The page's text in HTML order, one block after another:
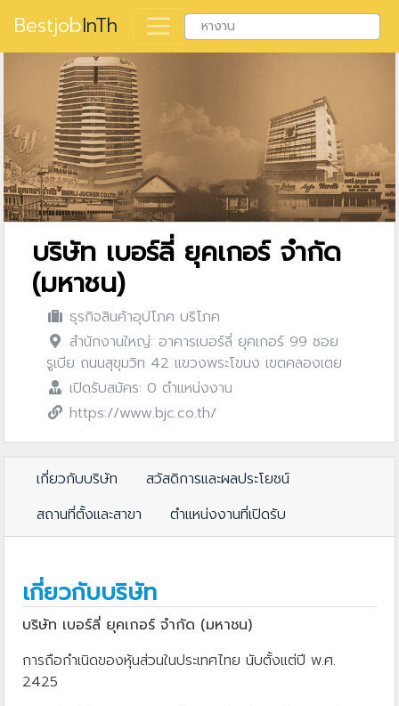
BestjobInTh
บริษัท เบอร์ลี่ ยุคเกอร์ จำกัด
(มหาชน)
ธุรกิจสินค้าอุปโภค บริโภค
สำนักงานใหญ่: อาคารเบอร์ลี่ ยุคเกอร์ 99 ซอย
รูเบีย ถนนสุขุมวิท 42 แขวงพระโขนง เขตคลองเตย
เปิดรับสมัคร: 0 ตำแหน่งงาน
https://www.bjc.co.th/
เกี่ยวกับบริษัท
สวัสดิการและผลประโยชน์
สถานที่ตั้งและสาขา
ตำแหน่งงานที่เปิดรับ
เกี่ยวกับบริษัท
บริษัท เบอร์ลี่ ยุคเกอร์ จำกัด (มหาชน)
การถือกำเนิดของหุ้นส่วนในประเทศไทย นับตั้งแต่ปี พ.ศ.
2425